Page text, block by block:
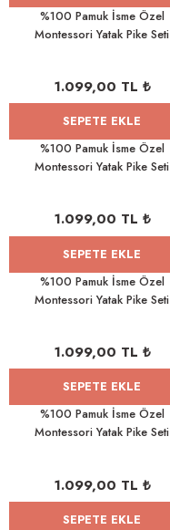
%100 Pamuk İsme Özel
Montessori Yatak Pike Seti
1.099,00 TL ₺
SEPETE EKLE
%100 Pamuk İsme Özel
Montessori Yatak Pike Seti
1.099,00 TL ₺
SEPETE EKLE
%100 Pamuk İsme Özel
Montessori Yatak Pike Seti
1.099,00 TL ₺
SEPETE EKLE
%100 Pamuk İsme Özel
Montessori Yatak Pike Seti
1.099,00 TL ₺
SEPETE EKLE